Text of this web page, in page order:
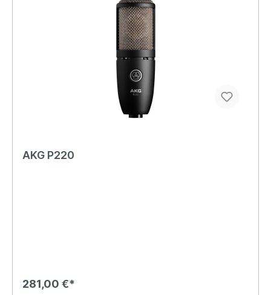
AKG P220
281,00 €*